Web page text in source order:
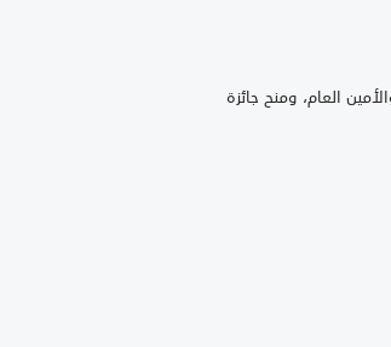
والأمين العام، ومنح جائزة